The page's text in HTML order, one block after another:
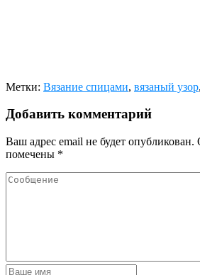
Метки: Вязание спицами, вязаный узор,
Добавить комментарий
Ваш адрес email не будет опубликован.
помечены *